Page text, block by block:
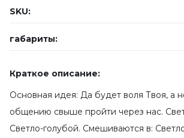
SKU:
габариты:
Краткое описание:
Основная идея: Да будет воля Твоя, а
общению свыше пройти через нас.
Светло-голубой. Смешиваются в: